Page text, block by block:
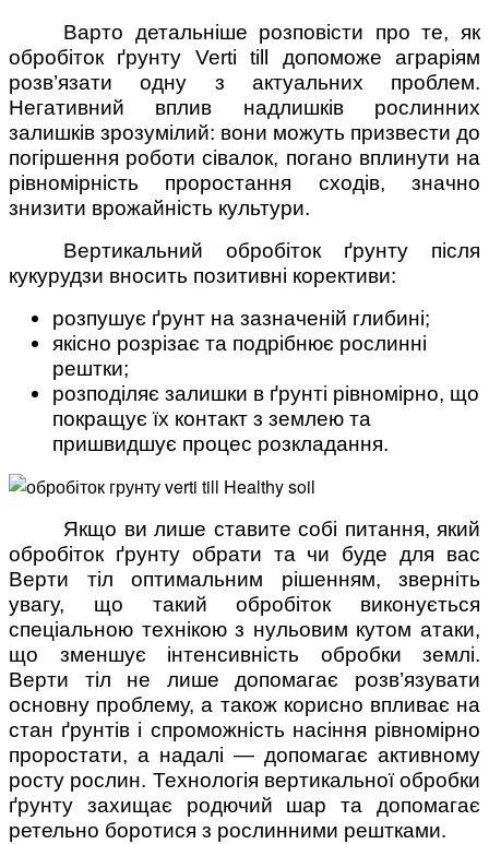
Варто детальніше розповісти про те, як
обробіток ґрунту Verti till допоможе аграріям
розв’язати одну з актуальних проблем.
Негативний вплив надлишків рослинних
залишків зрозумілий: вони можуть призвести до
погіршення роботи сівалок, погано вплинути на
рівномірність проростання сходів, значно
знизити врожайність культури.
Вертикальний обробіток ґрунту після
кукурудзи вносить позитивні корективи:
розпушує ґрунт на зазначеній глибині;
якісно розрізає та подрібнює рослинні
рештки;
розподіляє залишки в ґрунті рівномірно, що
покращує їх контакт з землею та
пришвидшує процес розкладання.
Якщо ви лише ставите собі питання, який
обробіток ґрунту обрати та чи буде для вас
Верти тіл оптимальним рішенням, зверніть
увагу, що такий обробіток виконується
спеціальною технікою з нульовим кутом атаки,
що зменшує інтенсивність обробки землі.
Верти тіл не лише допомагає розв’язувати
основну проблему, а також корисно впливає на
стан ґрунтів і спроможність насіння рівномірно
проростати, а надалі — допомагає активному
росту рослин. Технологія вертикальної обробки
ґрунту захищає родючий шар та допомагає
ретельно боротися з рослинними рештками.